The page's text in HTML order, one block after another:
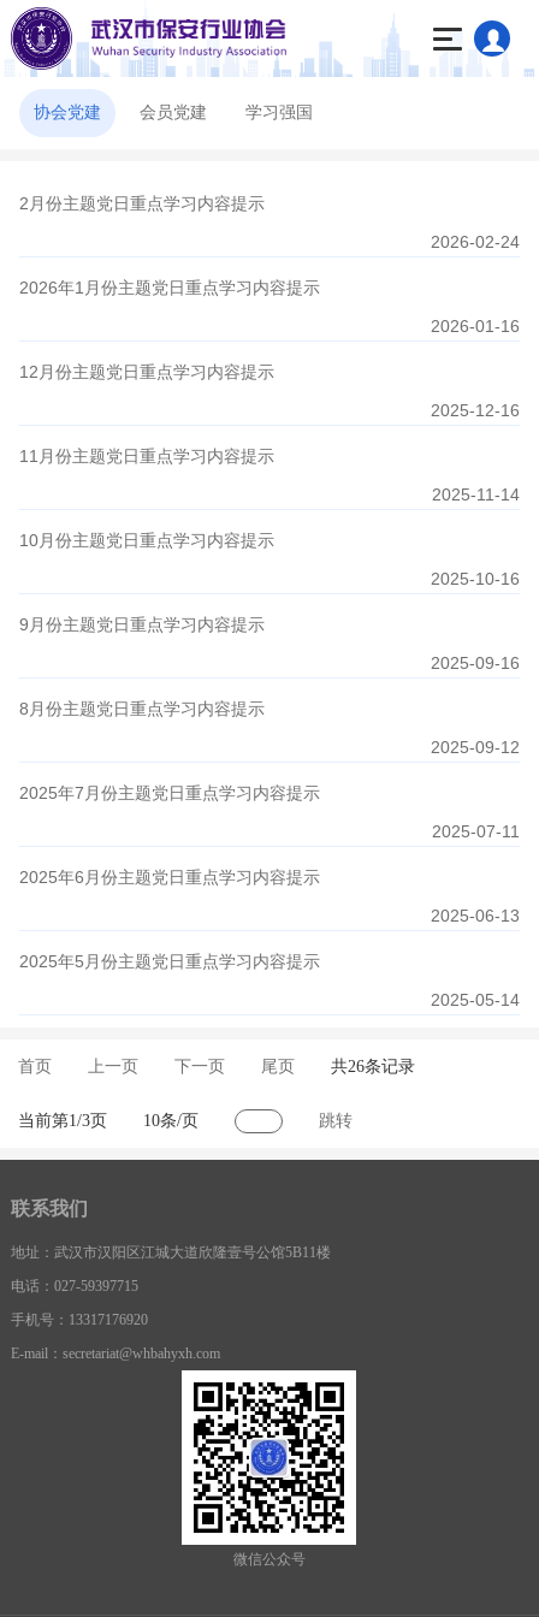
协会党建 会员党建 学习强国
2月份主题党日重点学习内容提示
2026-02-24
2026年1月份主题党日重点学习内容提示
2026-01-16
12月份主题党日重点学习内容提示
2025-12-16
11月份主题党日重点学习内容提示
2025-11-14
10月份主题党日重点学习内容提示
2025-10-16
9月份主题党日重点学习内容提示
2025-09-16
8月份主题党日重点学习内容提示
2025-09-12
2025年7月份主题党日重点学习内容提示
2025-07-11
2025年6月份主题党日重点学习内容提示
2025-06-13
2025年5月份主题党日重点学习内容提示
2025-05-14
首页 上一页 下一页 尾页 共26条记录
当前第1/3页 10条/页 跳转
联系我们
地址：武汉市汉阳区江城大道欣隆壹号公馆5B11楼
电话：027-59397715
手机号：13317176920
E-mail：secretariat@whbahyxh.com
微信公众号